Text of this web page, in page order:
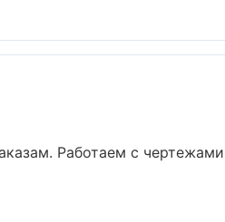
Работаем с чертежами